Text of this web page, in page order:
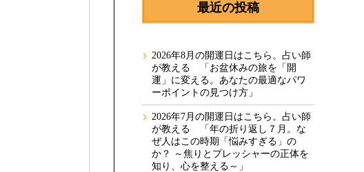
最近の投稿
2026年8月の開運日はこちら。占い師
が教える 「お盆休みの旅を「開
運」に変える。あなたの最適なパワ
ーポイントの見つけ方」
2026年7月の開運日はこちら。占い師
が教える 「年の折り返し７月。な
ぜ人はこの時期「悩みすぎる」の
か？ ～焦りとプレッシャーの正体を
知り、心を整える～」